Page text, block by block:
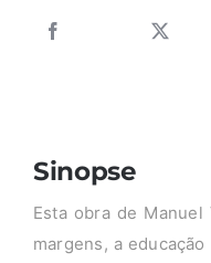
Sinopse
Esta obra de
margens, a